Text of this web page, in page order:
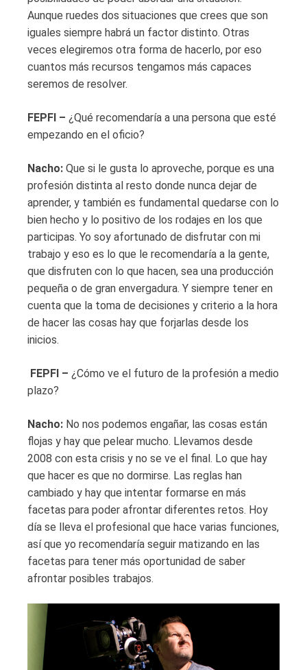
Aunque ruedes dos situaciones que crees que son
iguales siempre habrá un factor distinto. Otras
veces elegiremos otra forma de hacerlo, por eso
cuantos más recursos tengamos más capaces
seremos de resolver.
FEPFI – ¿Qué recomendaría a una persona que esté
empezando en el oficio?
Nacho: Que si le gusta lo aproveche, porque es una
profesión distinta al resto donde nunca dejar de
aprender, y también es fundamental quedarse con lo
bien hecho y lo positivo de los rodajes en los que
participas. Yo soy afortunado de disfrutar con mi
trabajo y eso es lo que le recomendaría a la gente,
que disfruten con lo que hacen, sea una producción
pequeña o de gran envergadura. Y siempre tener en
cuenta que la toma de decisiones y criterio a la hora
de hacer las cosas hay que forjarlas desde los
inicios.
FEPFI – ¿Cómo ve el futuro de la profesión a medio
plazo?
Nacho: No nos podemos engañar, las cosas están
flojas y hay que pelear mucho. Llevamos desde
2008 con esta crisis y no se ve el final. Lo que hay
que hacer es que no dormirse. Las reglas han
cambiado y hay que intentar formarse en más
facetas para poder afrontar diferentes retos. Hoy
día se lleva el profesional que hace varias funciones,
así que yo recomendaría seguir matizando en las
facetas para tener más oportunidad de saber
afrontar posibles trabajos.